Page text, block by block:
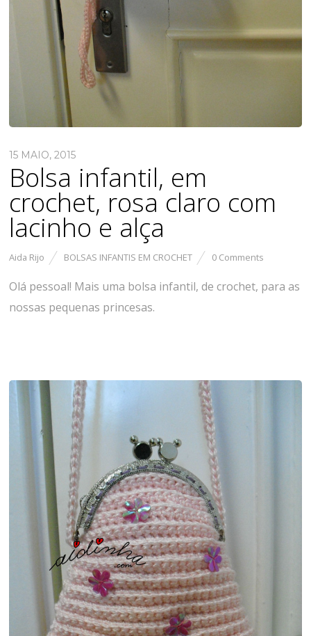
15 MAIO, 2015
Bolsa infantil, em
crochet, rosa claro com
lacinho e alça
Aida Rijo BOLSAS INFANTIS EM CROCHET 0 Comments
Olá pessoal! Mais uma bolsa infantil, de crochet, para as
nossas pequenas princesas.